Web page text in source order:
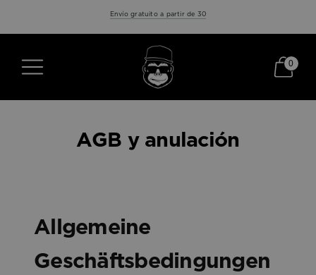
Envío gratuito a partir de 30
0
AGB y anulación
Allgemeine
Geschäftsbedingungen